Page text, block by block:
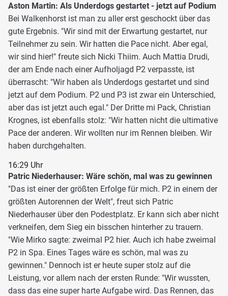
Aston Martin: Als Underdogs gestartet - jetzt auf Podium
Bei Walkenhorst ist man zu aller erst geschockt über das
gute Ergebnis. "Wir sind mit der Erwartung gestartet, nur
Teilnehmer zu sein. Wir hatten die Pace nicht. Aber egal,
wir sind hier!" freute sich Nicki Thiim. Auch Mattia Drudi,
der am Ende nach einer Aufholjagd P2 verpasste, ist
überrascht: "Wir haben als Underdogs gestartet und sind
jetzt auf dem Podium. P2 und P3 ist zwar ein Unterschied,
aber das ist jetzt auch egal." Der Dritte mi Pack, Christian
Krognes, ist ebenfalls stolz: "Wir hatten nicht die ultimative
Pace der anderen. Wir wollten nur im Rennen bleiben. Wir
haben durchgehalten.
16:29 Uhr
Patric Niederhauser: Wäre schön, mal was zu gewinnen
"Das ist einer der größten Erfolge für mich. P2 in einem der
größten Autorennen der Welt", freut sich Patric
Niederhauser über den Podestplatz. Er kann sich aber nicht
verkneifen, dem Sieg ein bisschen hinterher zu trauern.
"Wie Mirko sagte: zweimal P2 hier. Auch ich habe zweimal
P2 in Spa. Eines Tages wäre es schön, mal was zu
gewinnen." Dennoch ist er heute super stolz auf die
Leistung, vor allem nach der ersten Runde: "Wir wussten,
dass das eine super harte Aufgabe wird. Das Rennen, das